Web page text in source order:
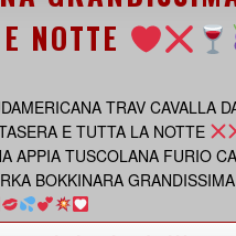
NOTTE
TRAV CAVALLA
E TUTTA LA NOTTE
APPIA TUSCOLANA FURIO
BOKKINARA GRANDISSIMA